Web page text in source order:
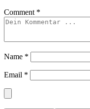
Comment *
Name *
Email *